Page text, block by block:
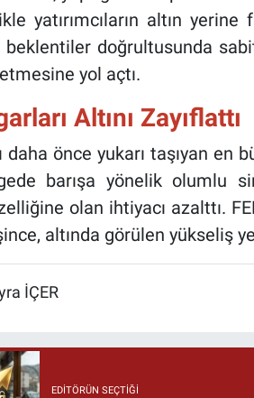
yatırımcıların altın
doğrultusunda
yol açtı.
Altını Zayıflattı
daha önce yukarı taşıyan en
barışa yönelik olumlu
olan ihtiyacı azalttı.
altında görülen yükseliş
İÇER
EDITÖRÜN SEÇTIĞI